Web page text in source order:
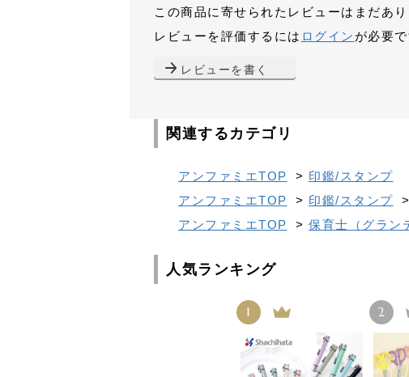
この商品に寄せられたレビューはまだあり
レビューを評価するには ログイン が必要で
レビューを書く
関連するカテゴリ
アンファミエTOP > 印鑑/スタンプ
アンファミエTOP
> 印鑑/スタンプ >
アンファミエTOP
> 保育士（グラン
人気ランキング
1 2